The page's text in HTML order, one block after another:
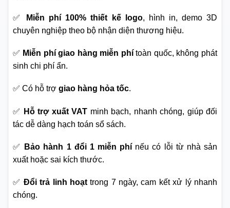
✅ Miễn phí 100% thiết kế logo, hình in, demo 3D
chuyên nghiệp theo bộ nhận diện thương hiệu.
✅ Miễn phí giao hàng miễn phítoàn quốc, không phát
sinh chi phí ẩn.
✅ Có hỗ trợ giao hàng hỏa tốc.
✅ Hỗ trợ xuất VAT minh bạch, nhanh chóng, giúp đối
tác dễ dàng hạch toán sổ sách.
✅ Bảo hành 1 đổi 1 miễn phí nếu có lỗi từ nhà sản
xuất hoặc sai kích thước.
✅ Đổi trả linh hoạttrong 7 ngày, cam kết xử lý nhanh
chóng.